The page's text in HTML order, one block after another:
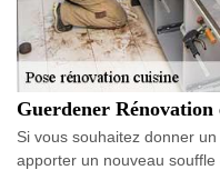
Guerdener Rénovation
Si vous souhaitez donner
apporter un nouveau